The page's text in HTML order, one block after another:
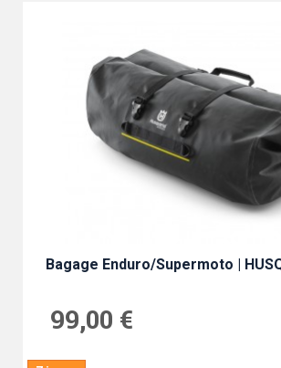
Bagage Enduro/Supermoto |
99,00 €